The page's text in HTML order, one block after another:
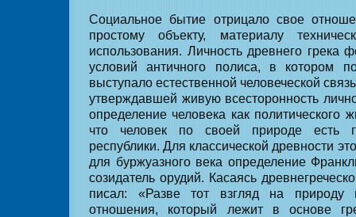
Социальное бытие отрицало свое
простому объекту, материалу
использования. Личность древнего грека
условий античного полиса, в котором
выступало естественной человеческой
утверждавшей живую всесторонность
определение человека как политического
что человек по своей природе есть
республики. Для классической древности
для буржуазного века определение
созидатель орудий. Касаясь
писал: «Разве тот взгляд на
отношения, который лежит в основе